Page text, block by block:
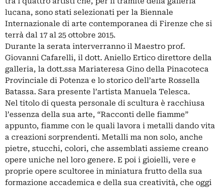
lucana, sono stati selezionati per la Biennale
Internazionale di arte contemporanea di Firenze che si
terrà dal 17 al 25 ottobre 2015.
Durante la serata interverranno il Maestro prof.
Giovanni Cafarelli, il dott. Aniello Ertico direttore della
galleria, la dott.ssa Mariateresa Gino della Pinacoteca
Provinciale di Potenza e lo storico dell’arte Rossella
Batassa. Sara presente l’artista Manuela Telesca.
Nel titolo di questa personale di scultura è racchiusa
l’essenza della sua arte, “Racconti delle fiamme”
appunto, fiamme con le quali lavora i metalli dando vita
a creazioni sorprendenti. Metalli ma non solo, anche
pietre, stucchi, colori, che assemblati assieme creano
opere uniche nel loro genere. E poi i gioielli, vere e
proprie opere scultoree in miniatura frutto della sua
formazione accademica e della sua creatività, che oggi